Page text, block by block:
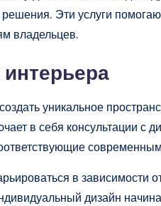
Эти услуги
владельцев.
уникальное
в себя консультации с
в зависимости
дизайн